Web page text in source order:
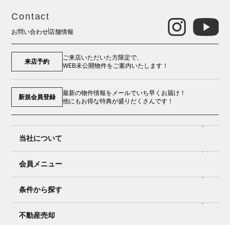
Contact
お問い合わせ店舗情報
来店予約
ご来店いただいた方限定で、
WEB未公開物件をご案内いたします！
新規会員登録
最新の物件情報をメールでいち早くお届け！
他にもお得な特典が盛りだくさんです！
当社について
会員メニュー
条件から探す
不動産売却